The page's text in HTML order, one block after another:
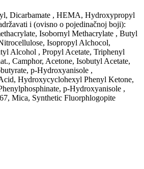
Dicarbamate , HEMA, Hydroxypropyl
i (ovisno o pojedinačnoj boji):
Isobornyl Methacrylate , Butyl
Isopropyl Alchocol,
Alcohol , Propyl Acetate, Triphenyl
Camphor, Acetone, Isobutyl Acetate,
p-Hydroxyanisole ,
Hydroxycyclohexyl Phenyl Ketone,
p-Hydroxyanisole ,
Mica, Synthetic Fluorphlogopite